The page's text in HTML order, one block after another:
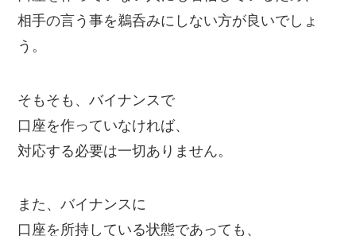
相手の言う事を鵜呑みにしない方が良いでしょ
う。
そもそも、バイナンスで
口座を作っていなければ、
対応する必要は一切ありません。
また、バイナンスに
口座を所持している状態であっても、